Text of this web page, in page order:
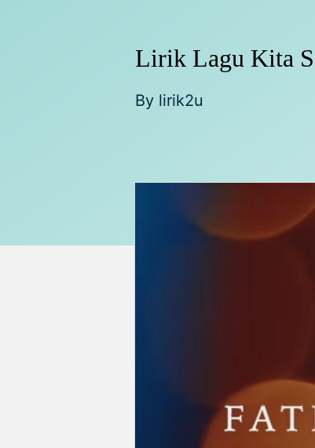
Lirik Lagu Kita
By lirik2u